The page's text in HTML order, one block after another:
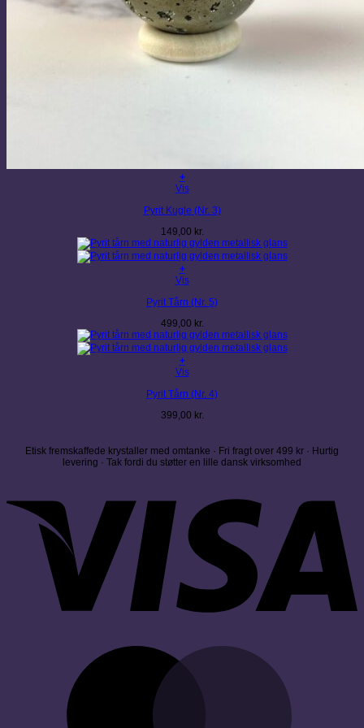
+
Vis
Pyrit Kugle (Nr. 3)
149,00 kr.
+
Vis
Pyrit Tårn (Nr. 5)
499,00 kr.
+
Vis
Pyrit Tårn (Nr. 4)
399,00 kr.
Etisk fremskaffede krystaller med omtanke · Fri fragt over 499 kr · Hurtig
levering · Tak fordi du støtter en lille dansk virksomhed